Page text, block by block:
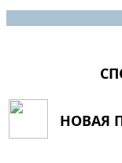
НОВАЯ